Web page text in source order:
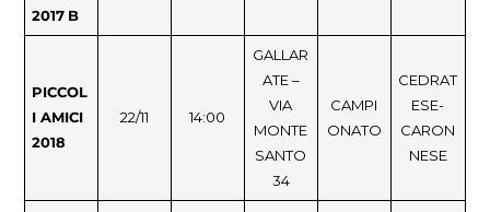
2017 B
PICCOL
I AMICI
2018
22/11 14:00
GALLAR
ATE –
VIA
MONTE
SANTO
34
CAMPI
ONATO
CEDRAT
ESE-
CARON
NESE